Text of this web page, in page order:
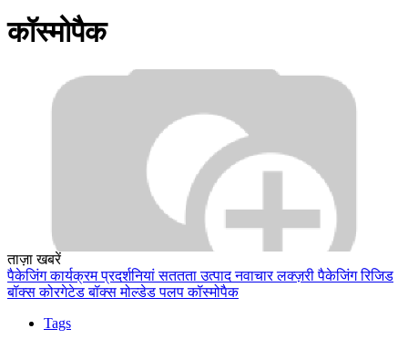
कॉस्मोपैक
ताज़ा खबरें
पैकेजिंगकार्यक्रमप्रदर्शनियांसततताउत्पाद नवाचारलक्ज़री पैकेजिंगरिजिड
बॉक्सकोरगेटेड बॉक्समोल्डेड पलपकॉस्मोपैक
Tags